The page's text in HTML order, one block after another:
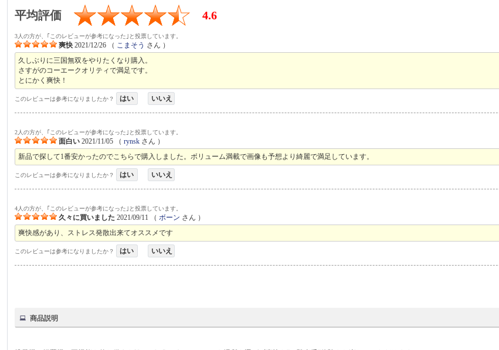
平均評価 4.6
3人の方が、｢このレビューが参考になった｣と投票しています。
爽快 2021/12/26 （ こまそう さん ）
久しぶりに三国無双をやりたくなり購入。
さすがのコーエークオリティで満足です。
とにかく爽快！
このレビューは参考になりましたか？ はい いいえ
2人の方が、｢このレビューが参考になった｣と投票しています。
面白い 2021/11/05 （rynsk さん ）
新品で探して1番安かったのでこちらで購入しました。ボリューム満載で画像も予想より綺麗で満足しています。
このレビューは参考になりましたか？ はい いいえ
4人の方が、｢このレビューが参考になった｣と投票しています。
久々に買いました 2021/09/11 （ボーン さん ）
爽快感があり、ストレス発散出来てオススメです
このレビューは参考になりましたか？ はい いいえ
商品説明